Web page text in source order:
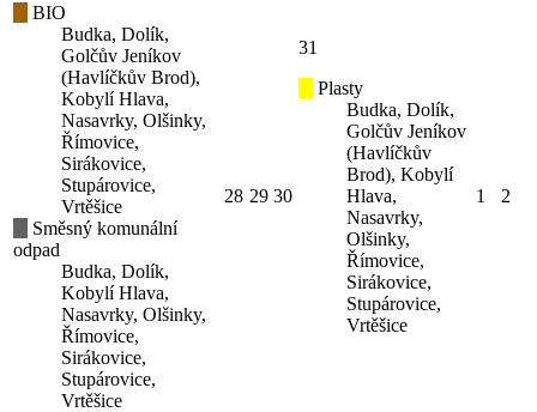
BIO
Budka, Dolík,
Golčův Jeníkov
(Havlíčkův Brod),
Kobylí Hlava,
Nasavrky, Olšinky,
Římovice,
Sirákovice,
Stupárovice,
Vrtěšice
Směsný komunální
odpad
Budka, Dolík,
Kobylí Hlava,
Nasavrky, Olšinky,
Římovice,
Sirákovice,
Stupárovice,
Vrtěšice
28 29 30
31
Plasty
Budka, Dolík,
Golčův Jeníkov
(Havlíčkův
Brod), Kobylí
Hlava,
Nasavrky,
Olšinky,
Římovice,
Sirákovice,
Stupárovice,
Vrtěšice
1 2